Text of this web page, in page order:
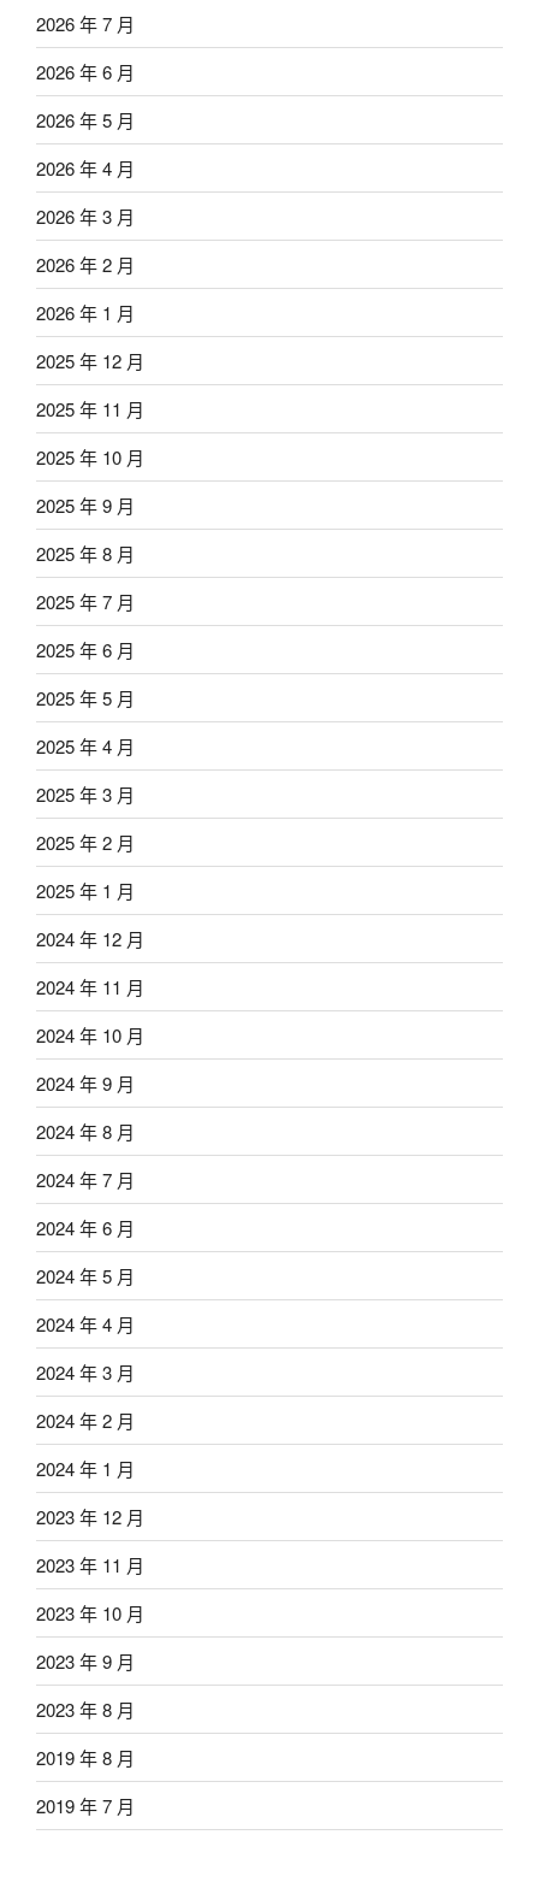
2026 年 7 月
2026 年 6 月
2026 年 5 月
2026 年 4 月
2026 年 3 月
2026 年 2 月
2026 年 1 月
2025 年 12 月
2025 年 11 月
2025 年 10 月
2025 年 9 月
2025 年 8 月
2025 年 7 月
2025 年 6 月
2025 年 5 月
2025 年 4 月
2025 年 3 月
2025 年 2 月
2025 年 1 月
2024 年 12 月
2024 年 11 月
2024 年 10 月
2024 年 9 月
2024 年 8 月
2024 年 7 月
2024 年 6 月
2024 年 5 月
2024 年 4 月
2024 年 3 月
2024 年 2 月
2024 年 1 月
2023 年 12 月
2023 年 11 月
2023 年 10 月
2023 年 9 月
2023 年 8 月
2019 年 8 月
2019 年 7 月